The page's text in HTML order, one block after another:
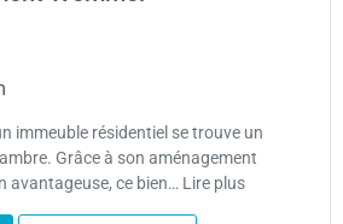
immeuble résidentiel se trouve un
Grâce à son aménagement
avantageuse, ce bien… Lire plus